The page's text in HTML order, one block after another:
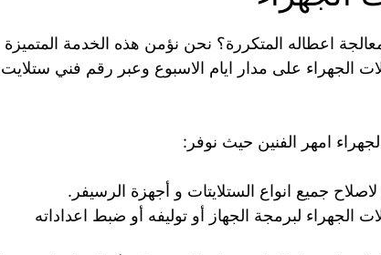
اعطاله المتكررة؟ نحن نؤمن هذه الخدمة المتميزة
على مدار ايام الاسبوع وعبر رقم فني ستلايت
امهر الفنين حيث نوفر:
جميع انواع الستلايتات و أجهزة الرسيفر.
لبرمجة الجهاز أو توليفه أو ضبط اعداداته